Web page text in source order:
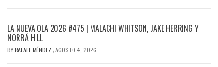
LA NUEVA OLA 2026 #475 | MALACHI WHITSON, JAKE HERRING Y
NORRÁ HILL
BYRAFAEL MÉNDEZ /AGOSTO 4, 2026